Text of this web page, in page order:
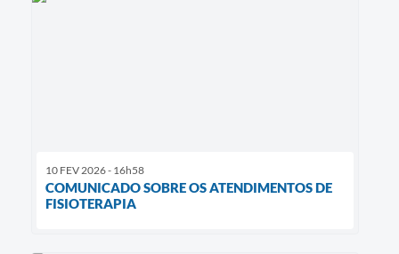
10 FEV 2026 - 16h58
COMUNICADO SOBRE OS ATENDIMENTOS DE
FISIOTERAPIA